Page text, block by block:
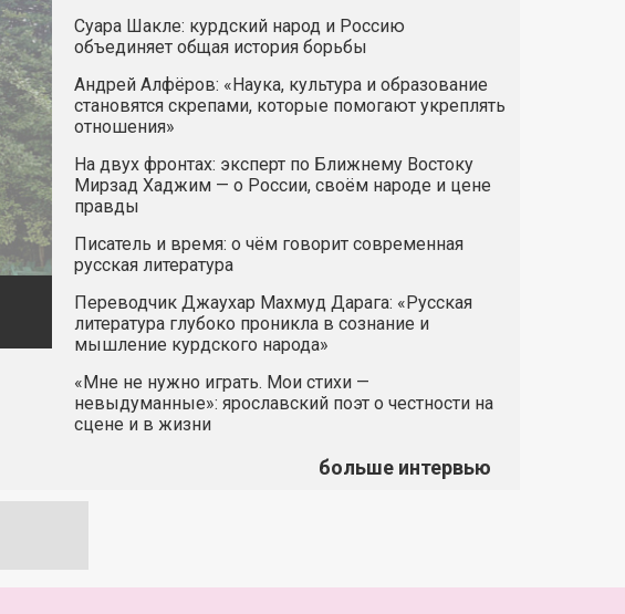
Суара Шакле: курдский народ и Россию
объединяет общая история борьбы
Андрей Алфёров: «Наука, культура и образование
становятся скрепами, которые помогают укреплять
отношения»
На двух фронтах: эксперт по Ближнему Востоку
Мирзад Хаджим — о России, своём народе и цене
правды
Писатель и время: о чём говорит современная
русская литература
Переводчик Джаухар Махмуд Дарага: «Русская
литература глубоко проникла в сознание и
мышление курдского народа»
«Мне не нужно играть. Мои стихи —
невыдуманные»: ярославский поэт о честности на
сцене и в жизни
больше интервью